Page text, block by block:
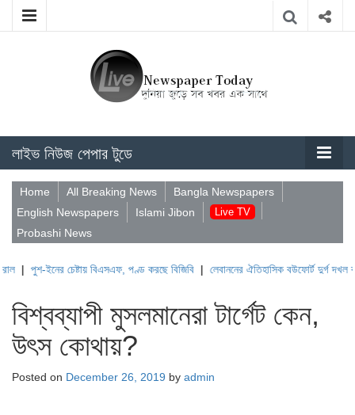
লাইভ নিউজ পেপার টুডে
Home All Breaking News
Bangla Newspapers
English Newspapers
Islami Jibon Live TV
Probashi News
চেষ্টায় বিএসএফ, পণ্ড করছে বিজিবি|লেবাননের ঐতিহাসিক বউফোর্ট দুর্গ দখল করল
বিশ্বব্যাপী মুসলমানেরা টার্গেট কেন,
উৎস কোথায়?
Posted on December 26, 2019 by admin